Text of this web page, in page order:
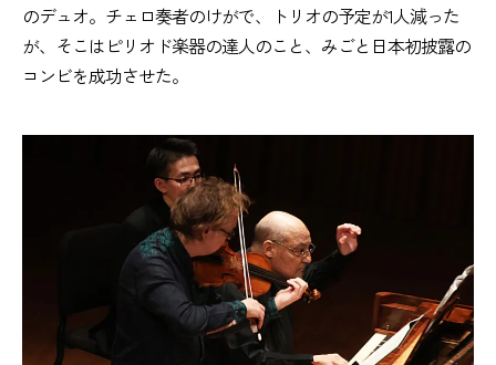
のデュオ。チェロ奏者のけがで、トリオの予定が1人減った
が、そこはピリオド楽器の達人のこと、みごと日本初披露の
コンビを成功させた。